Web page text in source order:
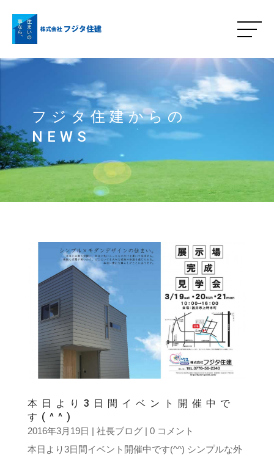
フジタ住建からの
NEWS
本日より3日間イベント開催中で
す(^^)
2016年3月19日 | 社長ブログ| 0 コメント
本日より3日間イベント開催中です(^^) シンプルな外